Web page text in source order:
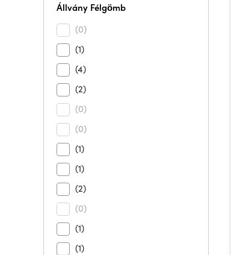
Állvány Félgömb
(0)
(1)
(4)
(2)
(0)
(0)
(1)
(1)
(2)
(0)
(1)
(1)